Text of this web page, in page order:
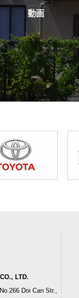
動画
LTD.
Doi Can Str.,